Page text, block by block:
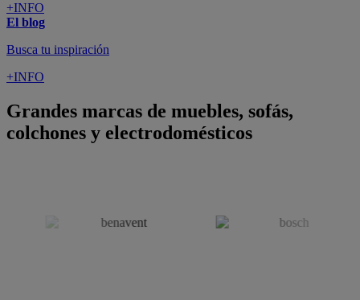
+INFO
El blog
Busca tu inspiración
+INFO
Grandes marcas de muebles, sofás,
colchones y electrodomésticos